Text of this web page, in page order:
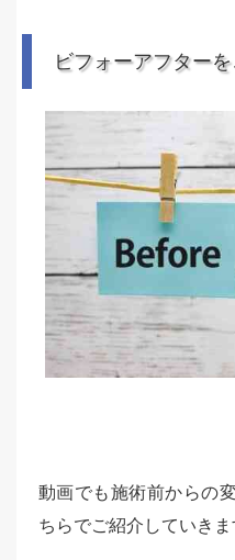
ビフォーアフター
動画でも施術前からの
ちらでご紹介していき